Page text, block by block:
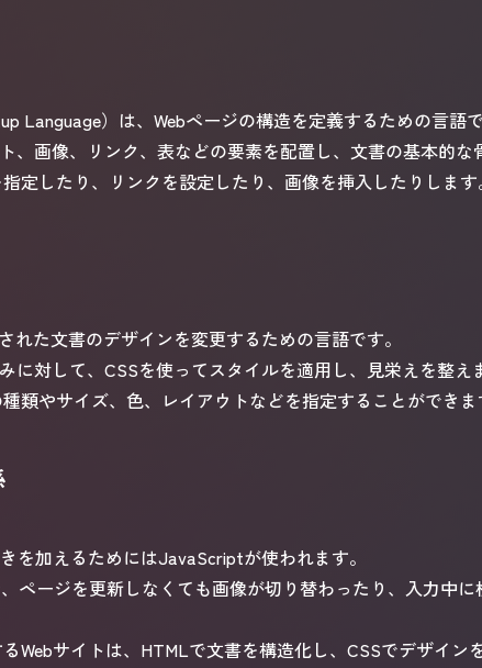
Language）は、Webページの構造を定義するための言語で
、画像、リンク、表などの要素を配置し、文書の基本的な
定したり、リンクを設定したり、画像を挿入したりします
れた文書のデザインを変更するための言語です。
に対して、CSSを使ってスタイルを適用し、見栄えを整え
類やサイズ、色、レイアウトなどを指定することができま
を加えるためにはJavaScriptが使われます。
ページを更新しなくても画像が切り替わったり、入力中
Webサイトは、HTMLで文書を構造化し、CSSでデザイ